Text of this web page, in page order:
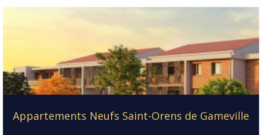
Appartements Neufs Saint-Orens de Gameville